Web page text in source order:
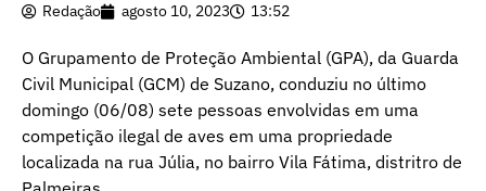
Redação agosto 10, 2023 13:52
O Grupamento de Proteção Ambiental (GPA), da Guarda
Civil Municipal (GCM) de Suzano, conduziu no último
domingo (06/08) sete pessoas envolvidas em uma
competição ilegal de aves em uma propriedade
localizada na rua Júlia, no bairro Vila Fátima, distritro de